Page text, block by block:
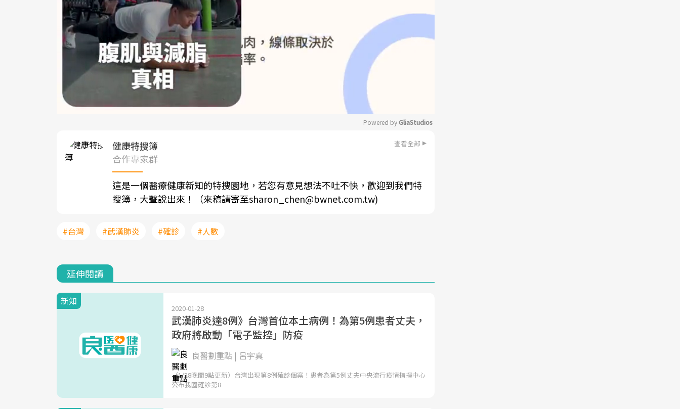
Powered by GliaStudios
健康特搜簿 查看全部
合作專家群
這是一個醫療健康新知的特搜園地，若您有意見想法不吐不快，歡迎到我們特
搜簿，大聲說出來！（來稿請寄至sharon_chen@bwnet.com.tw)
#台灣 #武漢肺炎 #確診 #人數
延伸閱讀
新知
2020-01-28
武漢肺炎達8例》台灣首位本土病例！為第5例患者丈夫，
政府將啟動「電子監控」防疫
良醫劃重點 | 呂宇真
（1/28晚間9點更新）台灣出現第8例確診個案！患者為第5例丈夫中央流行疫情指揮中心
公布我國確診第8